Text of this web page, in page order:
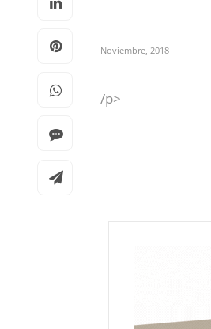
Noviembre, 2018
/p>